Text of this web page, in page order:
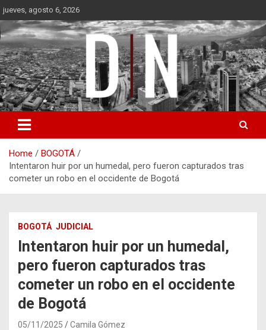
Skip
to
content
jueves, agosto 6, 2026
Diámetro Noticias
Home
BOGOTÁ
Intentaron huir por un humedal, pero fueron capturados tras
cometer un robo en el occidente de Bogotá
BOGOTÁ JUDICIAL
Intentaron huir por un humedal,
pero fueron capturados tras
cometer un robo en el occidente
de Bogotá
05/11/2025 Camila Gómez